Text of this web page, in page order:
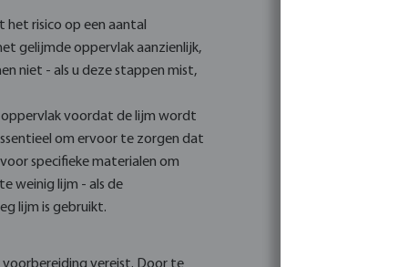
het risico op een aantal
gelijmde oppervlak aanzienlijk,
niet - als u deze stappen mist,
oppervlak voordat de lijm wordt
om ervoor te zorgen dat
specifieke materialen om
weinig lijm - als de
lijm is gebruikt.